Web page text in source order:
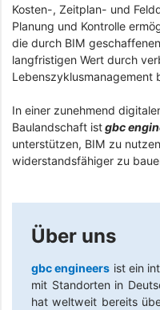
Kosten-, Zeitplan- und
Planung und Kontrolle
die durch BIM
langfristigen Wert durch
Lebenszyklusmanagement
In einer zunehmend
Baulandschaft istgbc
unterstützen, BIM zu
widerstandsfähiger zu
Über uns
gbc engineers ist ein
mit Standorten in
hat weltweit bereits